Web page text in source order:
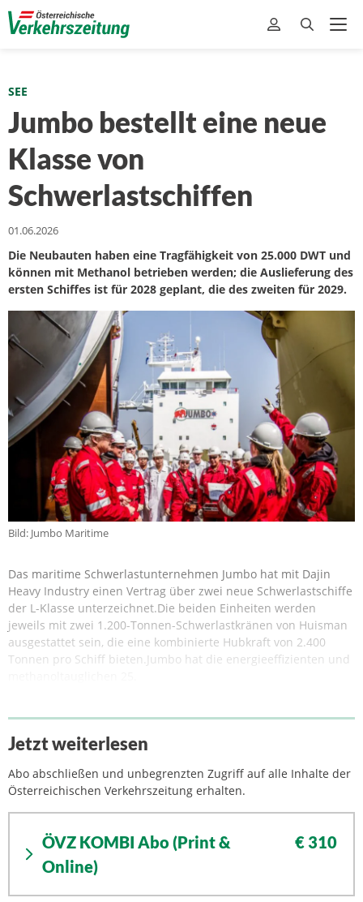
SEE
Jumbo bestellt eine neue
Klasse von
Schwerlastschiffen
01.06.2026
Die Neubauten haben eine Tragfähigkeit von 25.000 DWT und
können mit Methanol betrieben werden; die Auslieferung des
ersten Schiffes ist für 2028 geplant, die des zweiten für 2029.
Bild: Jumbo Maritime
Das maritime Schwerlastunternehmen Jumbo hat mit Dajin
Heavy Industry einen Vertrag über zwei neue Schwerlastschiffe
der L-Klasse unterzeichnet.Die beiden Einheiten werden
jeweils mit zwei 1.200-Tonnen-Schwerlastkränen von Huisman
ausgestattet sein, die eine kombinierte Hubkraft von 2.400
Tonnen pro Schiff bieten.Jumbo hat die energieeffizienten und
Jetzt weiterlesen
Abo abschließen und unbegrenzten Zugriff auf alle Inhalte der
Österreichischen Verkehrszeitung erhalten.
ÖVZ KOMBI Abo (Print &
Online)
€ 310